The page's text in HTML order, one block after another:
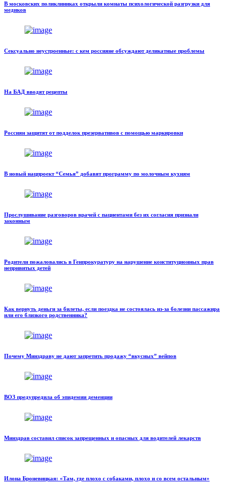
В московских поликлиниках открыли комнаты психологической разгрузки для
медиков
Сексуально неустроенные: с кем россияне обсуждают деликатные проблемы
На БАД вводят рецепты
Россиян защитят от подделок презервативов с помощью маркировки
В новый нацпроект “Семья” добавят программу по молочным кухням
Прослушивание разговоров врачей с пациентами без их согласия признали
законным
Родители пожаловались в Генпрокуратуру на нарушение конституционных прав
непривитых детей
Как вернуть деньги за билеты, если поездка не состоялась из-за болезни пассажира
или его близкого родственника?
Почему Минздраву не дают запретить продажу “вкусных” вейпов
ВОЗ предупредила об эпидемии деменции
Минздрав составил список запрещенных и опасных для водителей лекарств
Илона Броневицкая: «Там, где плохо с собаками, плохо и со всем остальным»